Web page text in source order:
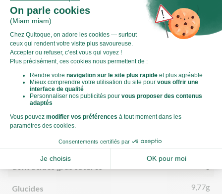
Valeurs nutritionnelles
Par personne Pour 100g
Énergie (kJ) 335kJ
Énergie (kCal)
Matières grasses
dont acides gras saturés
Glucides 9,77g